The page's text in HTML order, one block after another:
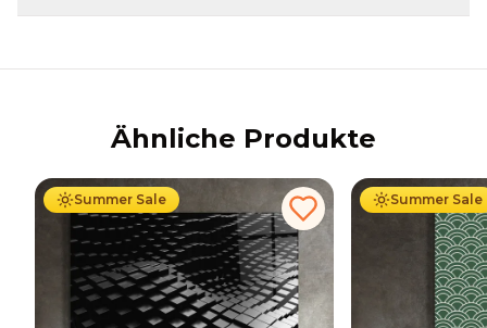
Ähnliche Produkte
Summer Sale
69.90 € 44.90 €
Summer Sale
Ab